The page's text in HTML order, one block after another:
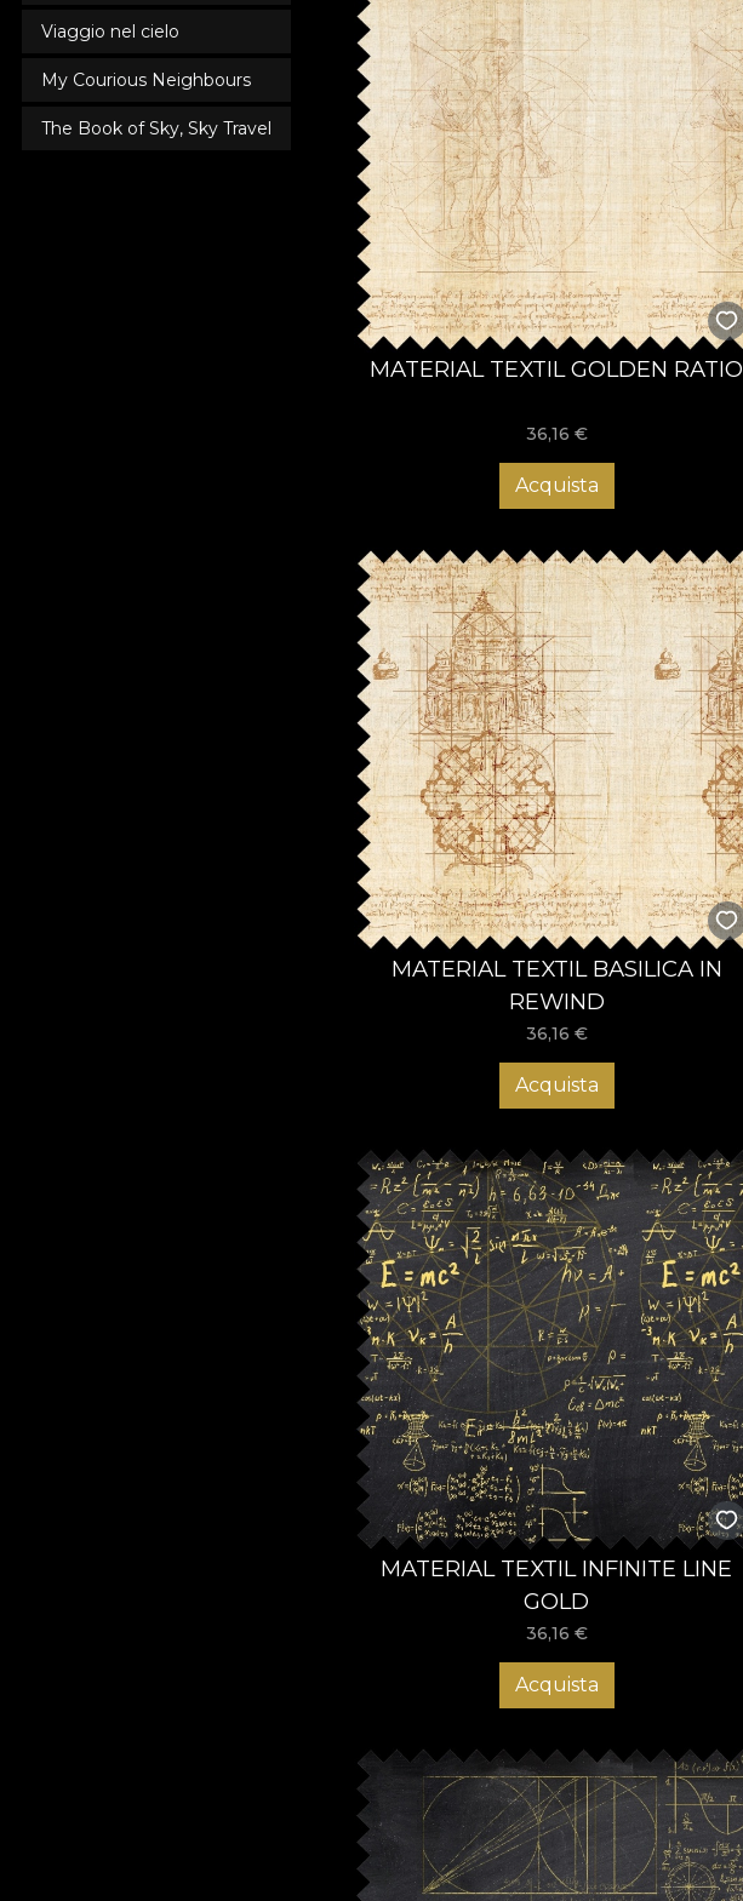
Viaggio nel cielo
My Courious Neighbours
The Book of Sky, Sky Travel
MATERIAL TEXTIL GOLDEN RATIO
36,16 €
Acquista
MATERIAL TEXTIL BASILICA IN
REWIND
36,16 €
Acquista
MATERIAL TEXTIL INFINITE LINE
GOLD
36,16 €
Acquista